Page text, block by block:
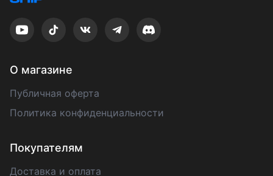
О магазине
Публичная оферта
Политика конфиденциальности
Покупателям
Доставка и оплата